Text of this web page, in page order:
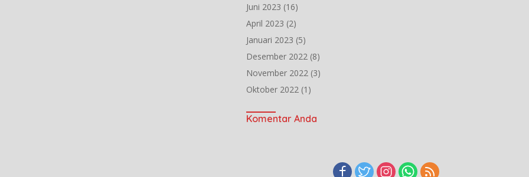
Juni 2023 (16)
April 2023 (2)
Januari 2023 (5)
Desember 2022 (8)
November 2022 (3)
Oktober 2022 (1)
Komentar Anda